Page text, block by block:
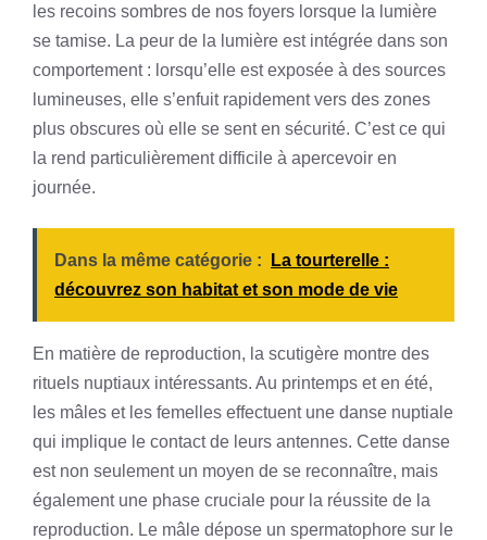
les recoins sombres de nos foyers lorsque la lumière
se tamise. La peur de la lumière est intégrée dans son
comportement : lorsqu’elle est exposée à des sources
lumineuses, elle s’enfuit rapidement vers des zones
plus obscures où elle se sent en sécurité. C’est ce qui
la rend particulièrement difficile à apercevoir en
journée.
Dans la même catégorie :
La tourterelle :
découvrez son habitat et son mode de vie
En matière de reproduction, la scutigère montre des
rituels nuptiaux intéressants. Au printemps et en été,
les mâles et les femelles effectuent une danse nuptiale
qui implique le contact de leurs antennes. Cette danse
est non seulement un moyen de se reconnaître, mais
également une phase cruciale pour la réussite de la
reproduction. Le mâle dépose un spermatophore sur le